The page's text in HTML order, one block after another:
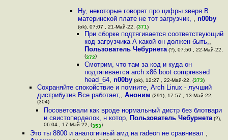
Ну, некоторые говорят про цифры зверя В
материнской плате не тот загрузчик, , n00by
(ok), 07:07 , 21-Май-22, (371)
При сборке подтягивается соответствующий
код загрузчика А какой он должен быть,,
Пользователь Чебурнета(?), 07:50 , 22-Май-22,
(372)
Смотрим, что там за код и куда он
подтягивается arch x86 boot compressed
head_64, n00by(ok), 12:27 , 22-Май-22, (373)
Сохраняйте спокойствие и помните, Arch Linux - лучший
дистрибутив Все работает,, Аноним (291), 17:57 , 13-Май-22,
(304)
Посоветовали как вроде нормальный дистр без блотвари
и свистоперделок, н котор, Пользователь Чебурнета(?),
06:04 , 17-Май-22, (353)
Это ты 8800 и аналогичный амд на radeon не сравнивал ,